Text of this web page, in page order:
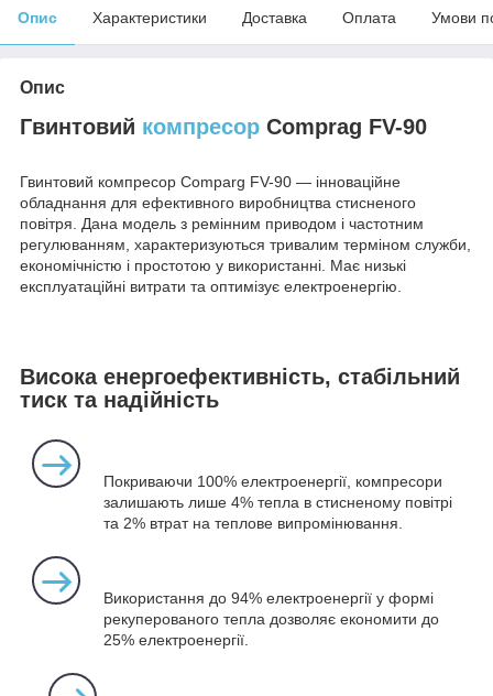
Опис Характеристики Доставка Оплата Умови
Опис
Гвинтовий компресор Comprag FV-90
Гвинтовий компресор Comparg FV-90 — інноваційне
обладнання для ефективного виробництва стисненого
повітря. Дана модель з ремінним приводом і частотним
регулюванням, характеризуються тривалим терміном служби,
економічністю і простотою у використанні. Має низькі
експлуатаційні витрати та оптимізує електроенергію.
Висока енергоефективність, стабільний
тиск та надійність
Покриваючи 100% електроенергії, компресори
залишають лише 4% тепла в стисненому повітрі
та 2% втрат на теплове випромінювання.
Використання до 94% електроенергії у формі
рекуперованого тепла дозволяє економити до
25% електроенергії.